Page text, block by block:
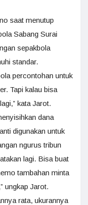
saat menutup
Sabang Surai
sepakbola
standar.
percontohan untuk
Tapi kalau bisa
kata Jarot.
dana
digunakan untuk
ngurus tribun
lagi. Bisa buat
tambahan minta
ungkap Jarot.
rata, ukurannya